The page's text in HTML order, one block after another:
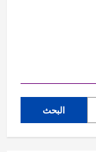
البحث